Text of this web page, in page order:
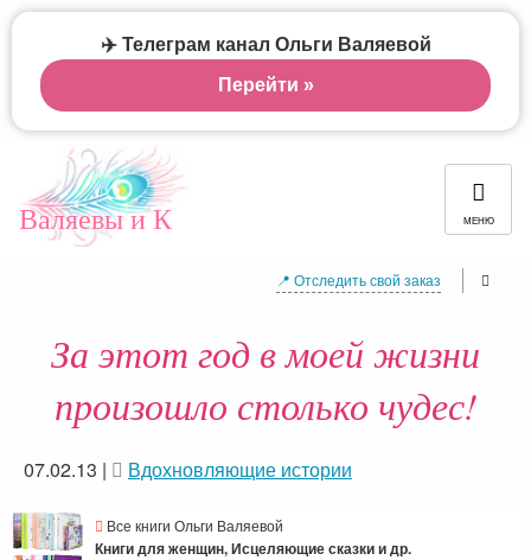
Валяевы и К МЕНЮ
📍 Отследить свой заказ
За этот год в моей жизни
произошло столько чудес!
07.02.13 | Вдохновляющие истории
Все книги Ольги Валяевой
Книги для женщин, Исцеляющие сказки и др.
✈️ Телеграм канал Ольги Валяевой
Перейти »